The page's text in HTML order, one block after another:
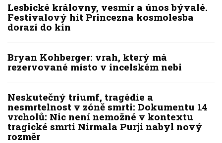
Lesbické královny, vesmír a únos bývalé.
Festivalový hit Princezna kosmolesba
dorazí do kin
Bryan Kohberger: vrah, který má
rezervované místo v incelském nebi
Neskutečný triumf, tragédie a
nesmrtelnost v zóně smrti: Dokumentu 14
vrcholů: Nic není nemožné v kontextu
tragické smrti Nirmala Purji nabyl nový
rozměr